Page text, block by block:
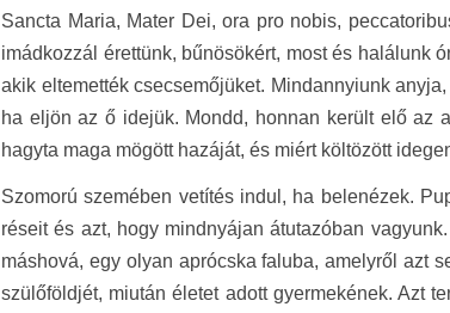
Sancta Maria, Mater Dei, ora pro nobis,
imádkozzál érettünk, bűnösökért, most és halálunk
akik eltemették csecsemőjüket. Mindannyiunk
ha eljön az ő idejük. Mondd, honnan került elő az
hagyta maga mögött hazáját, és miért költözött
Szomorú szemében vetítés indul, ha belenézek.
réseit és azt, hogy mindnyájan átutazóban
máshová, egy olyan aprócska faluba, amelyről azt
szülőföldjét, miután életet adott gyermekének. Azt